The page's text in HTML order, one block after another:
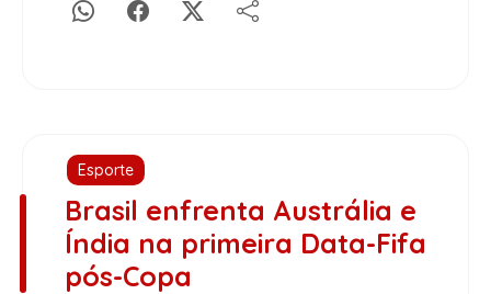
Esporte
Brasil enfrenta Austrália e
Índia na primeira Data-Fifa
pós-Copa